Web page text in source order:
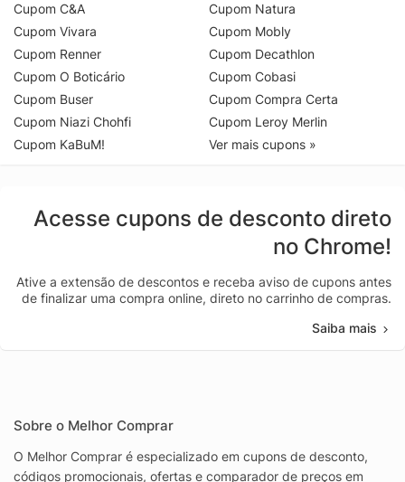
Cupom C&A
Cupom Vivara
Cupom Renner
Cupom O Boticário
Cupom Buser
Cupom Niazi Chohfi
Cupom KaBuM!
Cupom Natura
Cupom Mobly
Cupom Decathlon
Cupom Cobasi
Cupom Compra Certa
Cupom Leroy Merlin
Ver mais cupons »
Acesse cupons de desconto direto
no Chrome!
Ative a extensão de descontos e receba aviso de cupons antes
de finalizar uma compra online, direto no carrinho de compras.
Saiba mais
Sobre o Melhor Comprar
O Melhor Comprar é especializado em cupons de desconto,
códigos promocionais, ofertas e comparador de preços em